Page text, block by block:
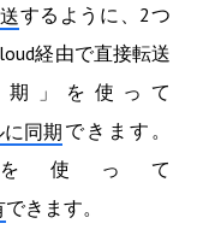
するように、2つ
経由で直接転送
」を使って
同期 できます。
使って
できます。